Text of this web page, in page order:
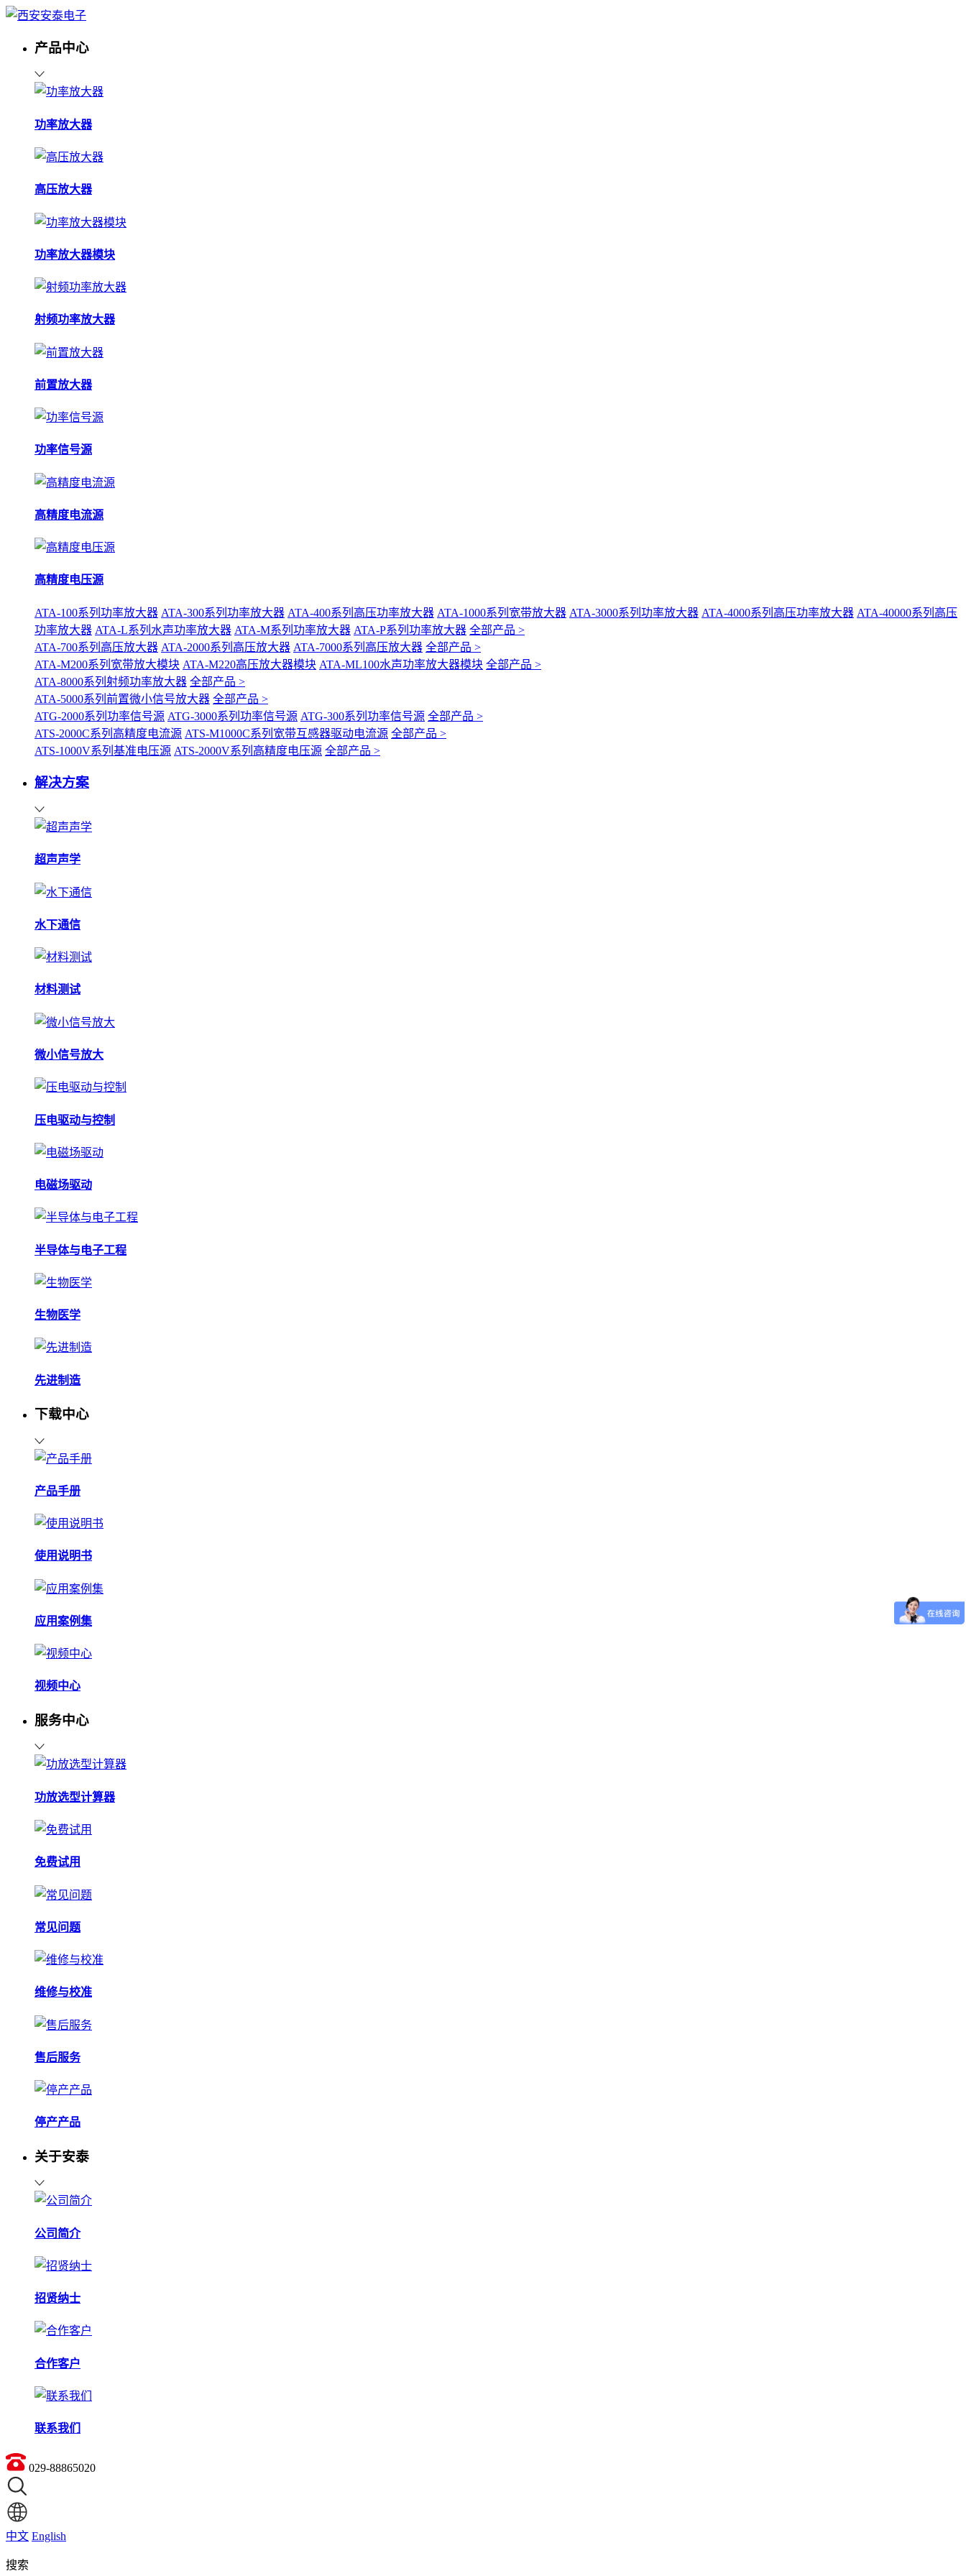
产品中心
功率放大器
高压放大器
功率放大器模块
射频功率放大器
前置放大器
功率信号源
高精度电流源
高精度电压源
ATA-100系列功率放大器 ATA-300系列功率放大器 ATA-400系列高压功率放大器 ATA-1000系列宽带放大器 ATA-3000系列功率放大器 ATA-4000系列高压功率放大器 ATA-40000系列高压
功率放大器 ATA-L系列水声功率放大器 ATA-M系列功率放大器 ATA-P系列功率放大器 全部产品 >
ATA-700系列高压放大器 ATA-2000系列高压放大器 ATA-7000系列高压放大器 全部产品 >
ATA-M200系列宽带放大模块 ATA-M220高压放大器模块 ATA-ML100水声功率放大器模块 全部产品 >
ATA-8000系列射频功率放大器 全部产品 >
ATA-5000系列前置微小信号放大器 全部产品 >
ATG-2000系列功率信号源 ATG-3000系列功率信号源 ATG-300系列功率信号源 全部产品 >
ATS-2000C系列高精度电流源 ATS-M1000C系列宽带互感器驱动电流源 全部产品 >
ATS-1000V系列基准电压源 ATS-2000V系列高精度电压源 全部产品 >
解决方案
超声声学
水下通信
材料测试
微小信号放大
压电驱动与控制
电磁场驱动
半导体与电子工程
生物医学
先进制造
下载中心
产品手册
使用说明书
应用案例集
视频中心
服务中心
功放选型计算器
免费试用
常见问题
维修与校准
售后服务
停产产品
关于安泰
公司简介
招贤纳士
合作客户
联系我们
029-88865020
中文 English
搜索